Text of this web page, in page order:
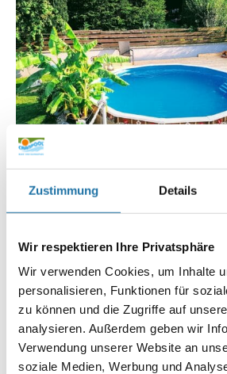
Zustimmung Details
Wir respektieren Ihre Privatsphäre
Wir verwenden Cookies, um Inhalte
personalisieren, Funktionen für
zu können und die Zugriffe auf
analysieren. Außerdem geben wir
Verwendung unserer Website an
soziale Medien, Werbung und